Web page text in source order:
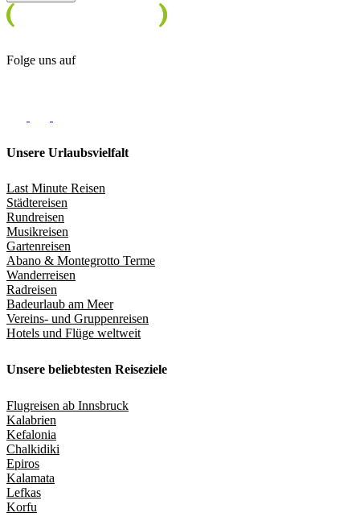
Folge uns auf
Unsere Urlaubsvielfalt
Last Minute Reisen
Städtereisen
Rundreisen
Musikreisen
Gartenreisen
Abano & Montegrotto Terme
Wanderreisen
Radreisen
Badeurlaub am Meer
Vereins- und Gruppenreisen
Hotels und Flüge weltweit
Unsere beliebtesten Reiseziele
Flugreisen ab Innsbruck
Kalabrien
Kefalonia
Chalkidiki
Epiros
Kalamata
Lefkas
Korfu